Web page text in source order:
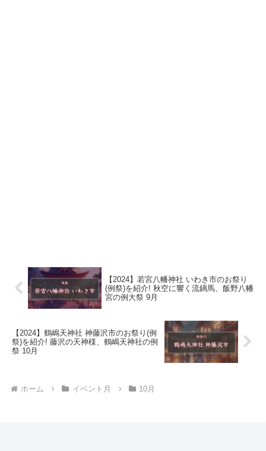
【2024】若宮八幡神社 いわき市のお祭り
(例祭)を紹介! 秋空に響く流鏑馬、飯野八幡
宮の例大祭 9月
【2024】鶴嶋天神社 神藤沢市のお祭り(例
祭)を紹介! 藤沢の天神様、鶴嶋天神社の例
祭 10月
ホーム イベント月 10月